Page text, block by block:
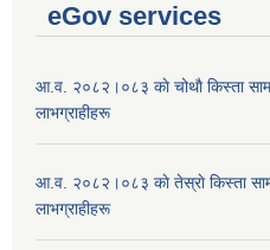
eGov services
आ.व. २०८२।०८३ काे चोथाै‌ किस्ता
लाभग्राहीहरू
आ.व. २०८२।०८३ काे तेस्राे किस्ता
लाभग्राहीहरू